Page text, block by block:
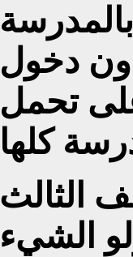
دخول
تحمل
الثالث
الشيء